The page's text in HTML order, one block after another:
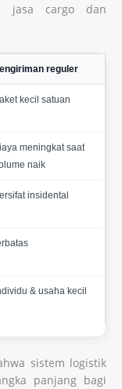
jasa cargo dan
reguler
kecil satuan
meningkat saat
naik
insidental
& usaha kecil
sistem logistik
panjang bagi